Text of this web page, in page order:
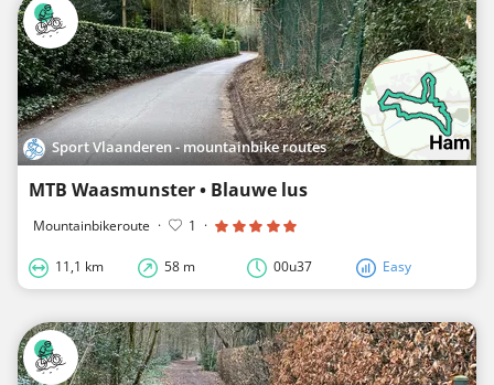
Sport Vlaanderen - mountainbike routes
MTB Waasmunster • Blauwe lus
Mountainbikeroute · 1 ·
11,1 km 58 m 00u37 Easy